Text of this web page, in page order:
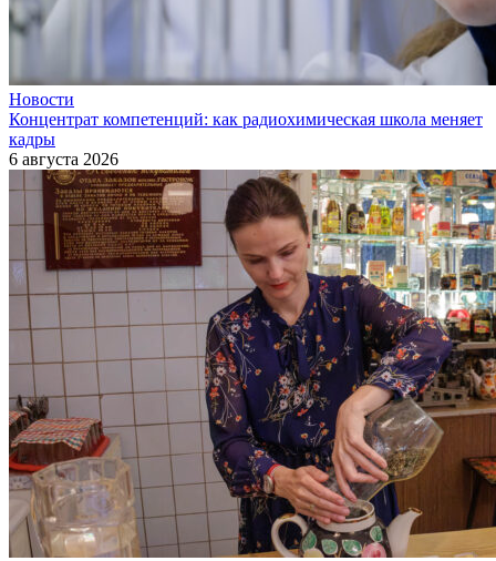
Новости
Концентрат компетенций: как радиохимическая школа меняет
кадры
6 августа 2026